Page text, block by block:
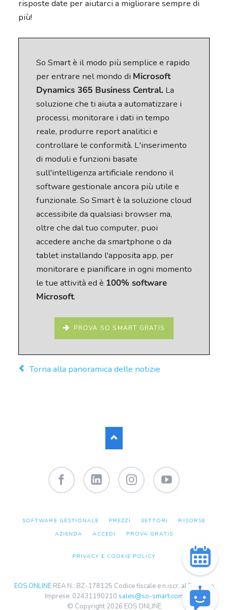
risposte date per aiutarci a migliorare sempre di
più!
So Smart è il modo più semplice e rapido
per entrare nel mondo di Microsoft
Dynamics 365 Business Central.La
soluzione che ti aiuta a automatizzare i
processi, monitorare i dati in tempo
reale, produrre report analitici e
controllare le conformità. L'inserimento
di moduli e funzioni basate
sull'intelligenza artificiale rendono il
software gestionale ancora più utile e
funzionale. So Smart è la soluzione cloud
accessibile da qualsiasi browser ma,
oltre che dal tuo computer, puoi
accedere anche da smartphone o da
tablet installando l'apposita app, per
monitorare e pianificare in ogni momento
le tue attività ed è 100% software
Microsoft.
PROVA SO SMART GRATIS
Torna alla panoramica delle notizie
SALTA
NAVIGAZIONE
SOFTWARE GESTIONALE PREZZI SETTORI
RISORSE
AZIENDA
ACCEDI PROVA GRATIS
PRIVACY E COOKIE POLICY
EOS ONLINEREA N.: BZ-178125 Codice fiscale e n.iscr. al Registro
Imprese: 02431190210 sales@so-smart.com
© Copyright 2026 EOS ONLINE